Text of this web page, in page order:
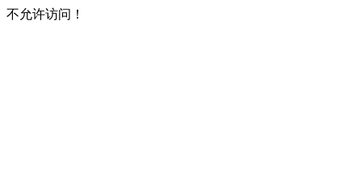
不允许访问！